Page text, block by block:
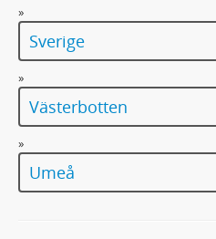
»
Sverige
»
Västerbotten
»
Umeå